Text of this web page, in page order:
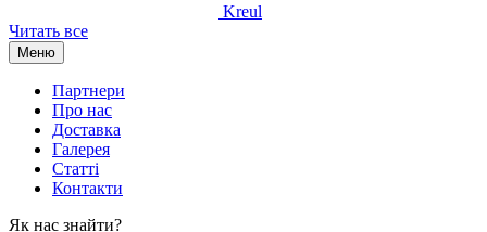
Kreul
Читать все
Меню
Партнери
Про нас
Доставка
Галерея
Статтi
Контакти
Як наc знайти?